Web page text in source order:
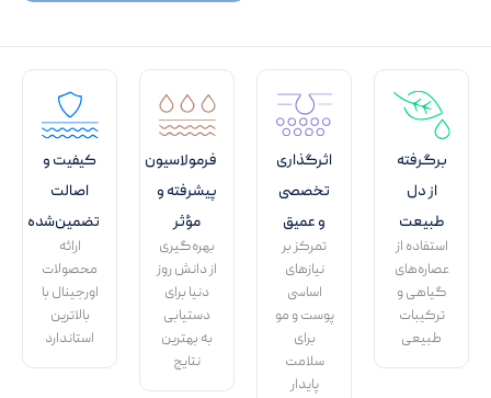
برگرفته
از دل
طبیعت
استفاده از
عصاره‌های
گیاهی و
ترکیبات
طبیعی
اثرگذاری
تخصصی
و عمیق
تمرکز بر
نیازهای
اساسی
پوست و مو
برای
سلامت
پایدار
فرمولاسیون
پیشرفته و
مؤثر
بهره‌گیری
از دانش روز
دنیا برای
دستیابی
به بهترین
نتایج
کیفیت و
اصالت
تضمین‌شده
ارائه
محصولات
اورجینال با
بالاترین
استاندارد